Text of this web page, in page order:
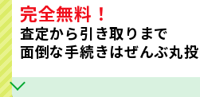
完全無料！
査定から引き取りまで
面倒な手続きはぜんぶ丸